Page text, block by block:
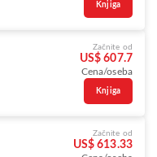
Knjiga
Začnite od
US$ 607.7
Cena/oseba
Knjiga
Začnite od
US$ 613.33